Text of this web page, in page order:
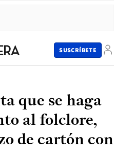
SUSCRÍBETE
que se haga
al folclore,
de cartón con